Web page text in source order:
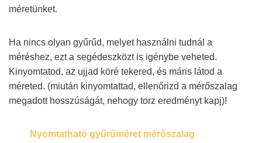
méretünket.
Ha nincs olyan gyűrűd, melyet használni tudnál a
méréshez, ezt a segédeszközt is igénybe veheted.
Kinyomtatod, az ujjad köré tekered, és máris látod a
méreted. (miután kinyomtattad, ellenőrizd a mérőszalag
megadott hosszúságát, nehogy torz eredményt kapj)!
Nyomtatható gyűrűméret mérőszalag